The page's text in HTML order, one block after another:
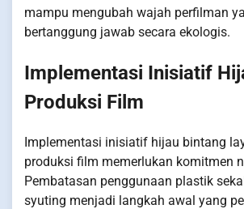
mampu mengubah wajah perfilman
bertanggung jawab secara ekologis.
Implementasi Inisiatif
Produksi Film
Implementasi inisiatif hijau bintang
produksi film memerlukan komitmen
Pembatasan penggunaan plastik
syuting menjadi langkah awal yang